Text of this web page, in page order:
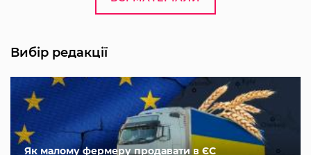
Вибір редакції
Як малому фермеру продавати в ЄС